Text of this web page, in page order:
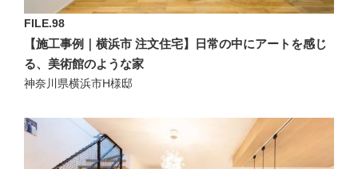
FILE.98
【施工事例｜横浜市 注文住宅】日常の中にアートを感じ
る、美術館のような家
神奈川県横浜市H様邸